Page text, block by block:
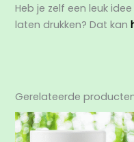
Heb je zelf een leuk
laten drukken? Dat kan
Gerelateerde